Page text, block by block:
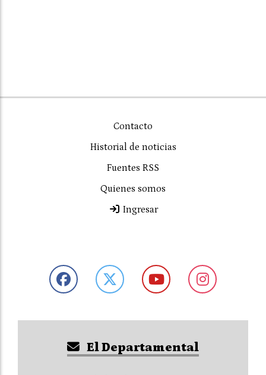
Contacto
Historial de noticias
Fuentes RSS
Quienes somos
Ingresar
El Departamental